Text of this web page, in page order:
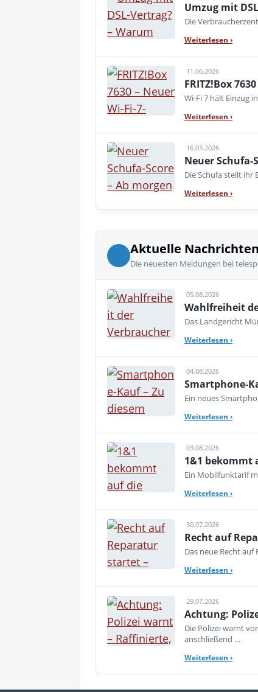
Umzug mit
Die
Weiterlesen ›
11.06.2026
FRITZ!Box
Wi-Fi 7 hält Einzug
Weiterlesen ›
16.03.2026
Neuer Schufa-
Die Schufa stellt
Weiterlesen ›
Aktuelle Nachrichten
Die neuesten Meldungen bei
05.08.2026
Wahlfreiheit
Das Landgericht
Weiterlesen ›
04.08.2026
Smartphone-
Ein neues
Weiterlesen ›
03.08.2026
1&1 bekommt
Ein Mobilfunktarif
Weiterlesen ›
30.07.2026
Recht auf
Das neue Recht
Weiterlesen ›
29.07.2026
Achtung:
Die Polizei warnt
anschließend …
Weiterlesen ›